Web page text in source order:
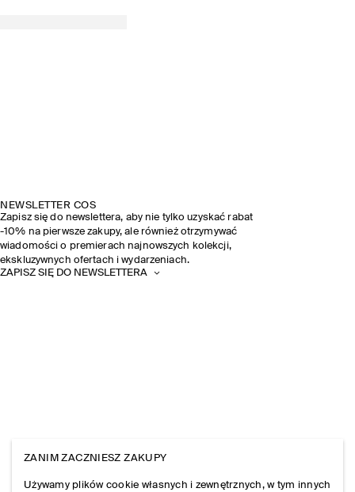
NEWSLETTER COS
Zapisz się do newslettera, aby nie tylko uzyskać rabat
-10% na pierwsze zakupy, ale również otrzymywać
wiadomości o premierach najnowszych kolekcji,
ekskluzywnych ofertach i wydarzeniach.
ZAPISZ SIĘ DO NEWSLETTERA
ZANIM ZACZNIESZ ZAKUPY
Używamy plików cookie własnych i zewnętrznych, w tym innych